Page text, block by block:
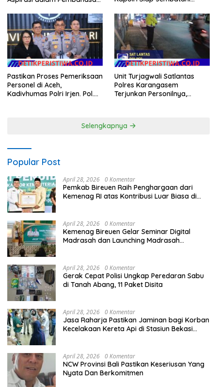
Pastikan Proses Pemeriksaan
Personel di Aceh,
Kadivhumas Polri Irjen. Pol.
Unit Turjagwali Satlantas
Polres Karangasem
Terjunkan Personilnya,
Selengkapnya
Popular Post
April 28, 2026 0 Komentar
Pemkab Bireuen Raih Penghargaan dari
Kemenag RI atas Kontribusi Luar Biasa di
April 28, 2026 0 Komentar
Kemenag Bireuen Gelar Seminar Digital
Madrasah dan Launching Madrasah
April 28, 2026 0 Komentar
Gerak Cepat Polisi Ungkap Peredaran Sabu
di Tanah Abang, 11 Paket Disita
April 28, 2026 0 Komentar
Jasa Raharja Pastikan Jaminan bagi Korban
Kecelakaan Kereta Api di Stasiun Bekasi
April 28, 2026 0 Komentar
NCW Provinsi Bali Pastikan Keseriusan Yang
Nyata Dan Berkomitmen